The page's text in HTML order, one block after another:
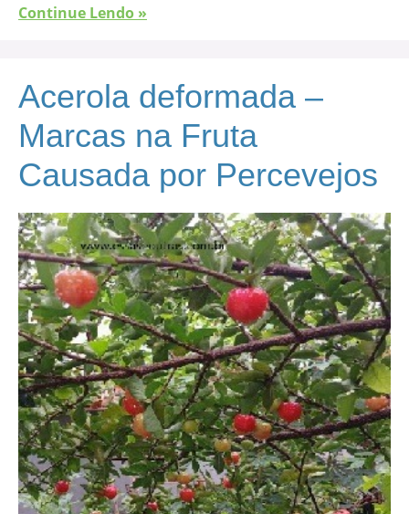
Continue Lendo »
Acerola deformada –
Marcas na Fruta
Causada por Percevejos